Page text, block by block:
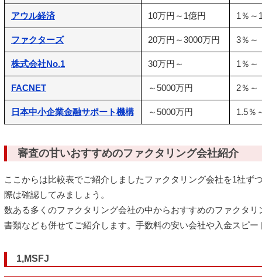
アウル経済 10万円～1億円 1％～
ファクターズ 20万円～3000万円 3％～
株式会社No.1 30万円～ 1％～
FACNET ～5000万円 2％～
日本中小企業金融サポート機構 ～5000万円 1.5％
審査の甘いおすすめのファクタリング会社紹介
ここからは比較表でご紹介しましたファクタリング会社を1社ず
際は確認してみましょう。
数ある多くのファクタリング会社の中からおすすめのファクタ
書類なども併せてご紹介します。手数料の安い会社や入金スピ
1,MSFJ